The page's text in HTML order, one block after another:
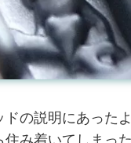
ドの説明にあった